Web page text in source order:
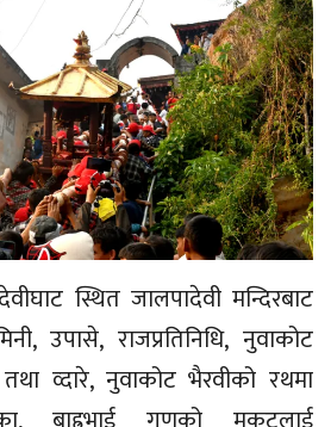
स्थित जालपादेवी मन्दिरबाट
उपासे, राजप्रतिनिधि, नुवाकोट
व्दारे, नुवाकोट भैरवीको रथमा